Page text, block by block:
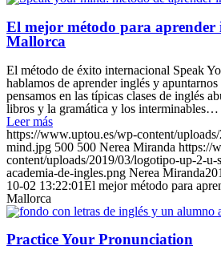
El mejor método para aprender
Mallorca
El método de éxito internacional Speak
hablamos de aprender inglés y
pensamos en las típicas clases de inglés
libros y la gramática y los interminables…
Leer más
https://www.uptou.es/wp-content/
mind.jpg 500 500 Nerea Miranda https://
content/uploads/2019/03/logotipo-up-2-
academia-de-ingles.png Nerea Miranda
10-02 13:22:01El mejor método para
Mallorca
Practice Your Pronunciation